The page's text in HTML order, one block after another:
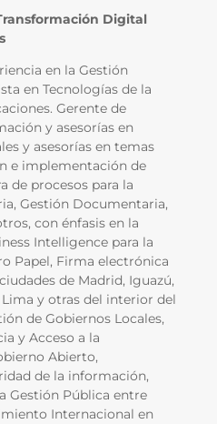
Digital
en la Gestión
en Tecnologías de la
Gerente de
y asesorías en
y asesorías en temas
e implementación de
de procesos para la
Gestión Documentaria,
con énfasis en la
Intelligence para la
Papel, Firma electrónica
de Madrid, Iguazú,
y otras del interior del
de Gobiernos Locales,
y Acceso a la
Abierto,
de la información,
Gestión Pública entre
Internacional en